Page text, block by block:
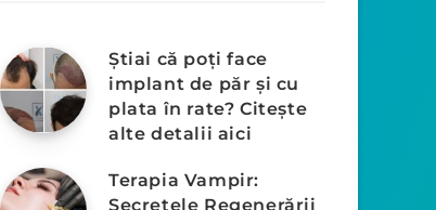
Știai că poți face
implant de păr și cu
plata în rate? Citește
alte detalii aici
Terapia Vampir:
Secretele Regenerării